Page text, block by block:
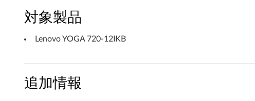
ー
W
n
d
対象製品
Lenovo YOGA 720-12IKB
追加情報